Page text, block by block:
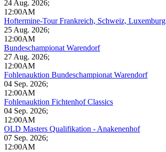
24 Aug. 2026;
12:00AM
Hoftermine-Tour Frankreich, Schweiz, Luxemburg
25 Aug. 2026;
12:00AM
Bundeschampionat Warendorf
27 Aug. 2026;
12:00AM
Fohlenauktion Bundeschampionat Warendorf
04 Sep. 2026;
12:00AM
Fohlenauktion Fichtenhof Classics
04 Sep. 2026;
12:00AM
OLD Masters Qualifikation - Anakenenhof
07 Sep. 2026;
12:00AM